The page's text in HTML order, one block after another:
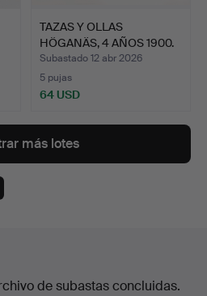
TAZAS Y OLLAS
HÖGANÄS, 4 AÑOS 1900.
Subastado 12 abr 2026
5 pujas
64 USD
más lotes
de subastas concluidas.